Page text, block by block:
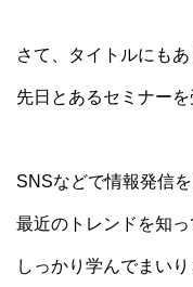
さて、タイトルにもあ
先日とあるセミナー
SNSなどで情報発信
最近のトレンドを知
しっかり学んでまいり